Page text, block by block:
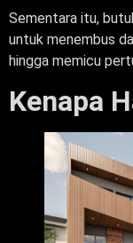
Sementara itu,
untuk menembus
hingga memicu
Kenapa